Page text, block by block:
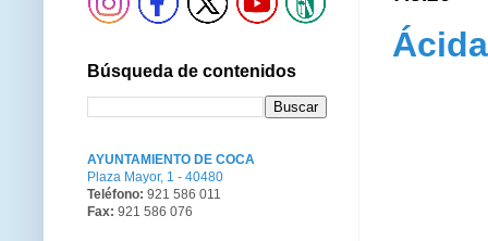
Búsqueda de contenidos
AYUNTAMIENTO DE COCA
Plaza Mayor, 1 - 40480
Teléfono: 921 586 011
Fax: 921 586 076